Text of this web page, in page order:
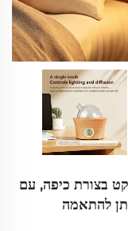
בצורת כיפה, עם
להתאמה